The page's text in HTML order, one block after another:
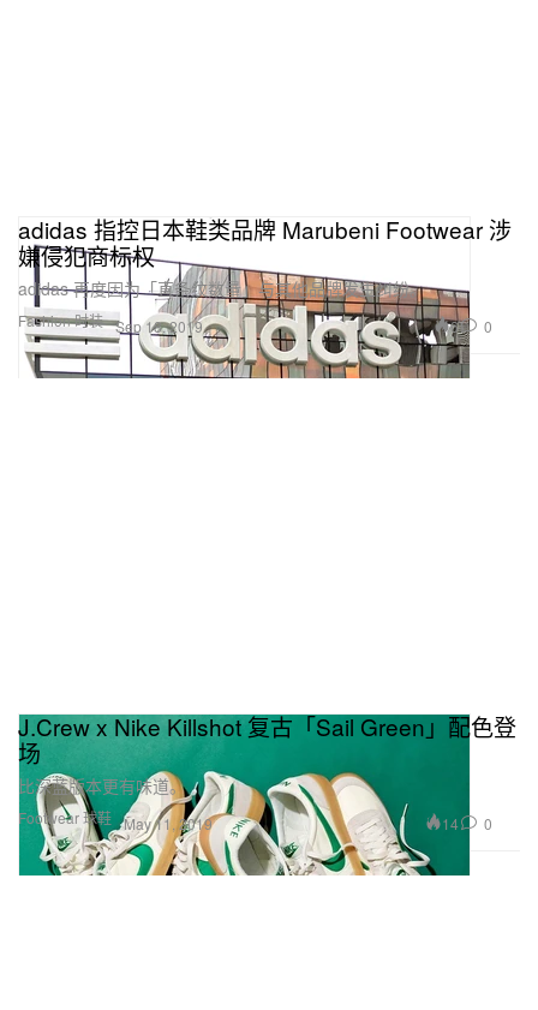
Fashion 时装
adidas 指控日本鞋类品牌 Marubeni Footwear 涉
嫌侵犯商标权
adidas 再度因为「直条纹数量」与其他品牌发生纠纷。
Sep 18, 2019 6 0
Footwear 球鞋
J.Crew x Nike Killshot 复古「Sail Green」配色登
场
比深蓝版本更有味道。
May 11, 2019 14 0